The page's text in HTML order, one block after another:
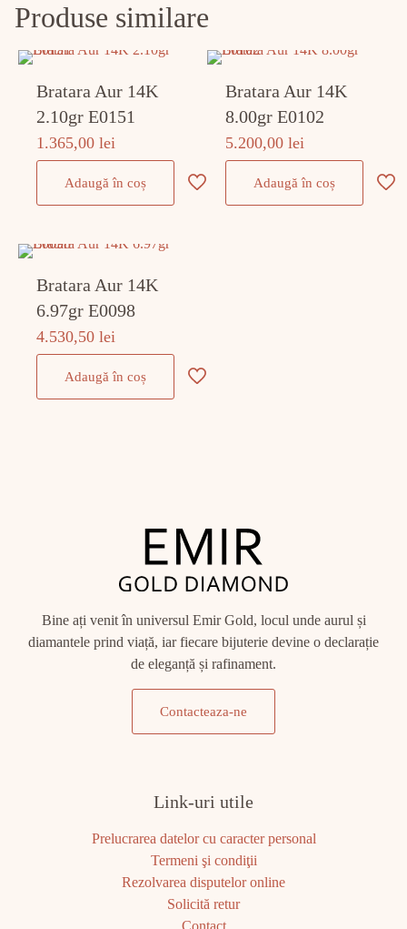
Produse similare
Bratara Aur 14K
2.10gr E0151
1.365,00lei
Adaugă în coș
Bratara Aur 14K
8.00gr E0102
5.200,00lei
Adaugă în coș
Bratara Aur 14K
6.97gr E0098
4.530,50lei
Adaugă în coș
Bine ați venit în universul Emir Gold, locul unde aurul și
diamantele prind viață, iar fiecare bijuterie devine o declarație
de eleganță și rafinament.
Contacteaza-ne
Link-uri utile
Prelucrarea datelor cu caracter personal
Termeni şi condiţii
Rezolvarea disputelor online
Solicită retur
Contact